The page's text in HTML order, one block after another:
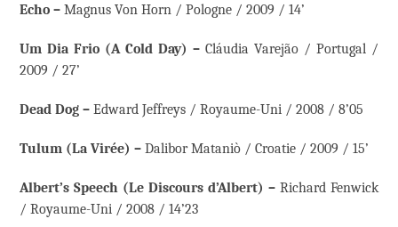
Echo – Magnus Von Horn / Pologne / 2009 / 14’
Um Dia Frio (A Cold Day) – Cláudia Varejão / Portugal /
2009 / 27’
Dead Dog – Edward Jeffreys / Royaume-Uni / 2008 / 8’05
Tulum (La Virée) – Dalibor Mataniò / Croatie / 2009 / 15’
Albert’s Speech (Le Discours d’Albert) – Richard Fenwick
/ Royaume-Uni / 2008 / 14’23